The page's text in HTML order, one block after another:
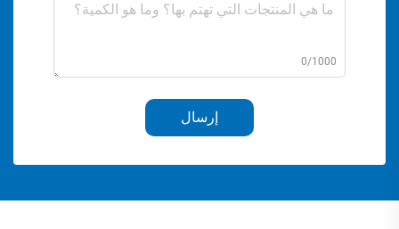
0/1000
إرسال